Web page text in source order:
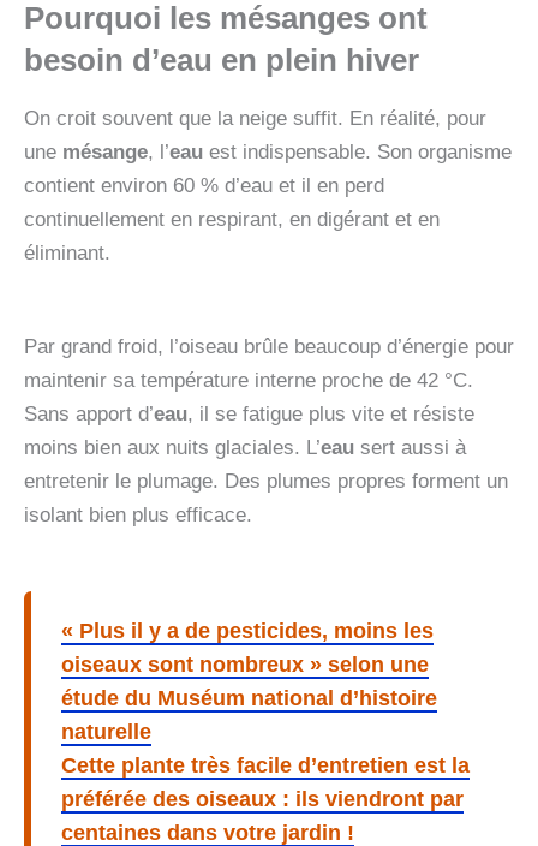
Pourquoi les mésanges ont
besoin d’eau en plein hiver
On croit souvent que la neige suffit. En réalité, pour
une mésange, l’eau est indispensable. Son organisme
contient environ 60 % d’eau et il en perd
continuellement en respirant, en digérant et en
éliminant.
Par grand froid, l’oiseau brûle beaucoup d’énergie pour
maintenir sa température interne proche de 42 °C.
Sans apport d’eau, il se fatigue plus vite et résiste
moins bien aux nuits glaciales. L’eau sert aussi à
entretenir le plumage. Des plumes propres forment un
isolant bien plus efficace.
« Plus il y a de pesticides, moins les
oiseaux sont nombreux » selon une
étude du Muséum national d’histoire
naturelle
Cette plante très facile d’entretien est la
préférée des oiseaux : ils viendront par
centaines dans votre jardin !